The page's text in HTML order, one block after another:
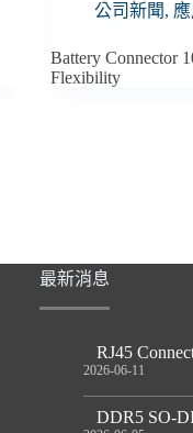
公司新聞,
Battery Connector
Flexibility
最新消息
2026-06-11